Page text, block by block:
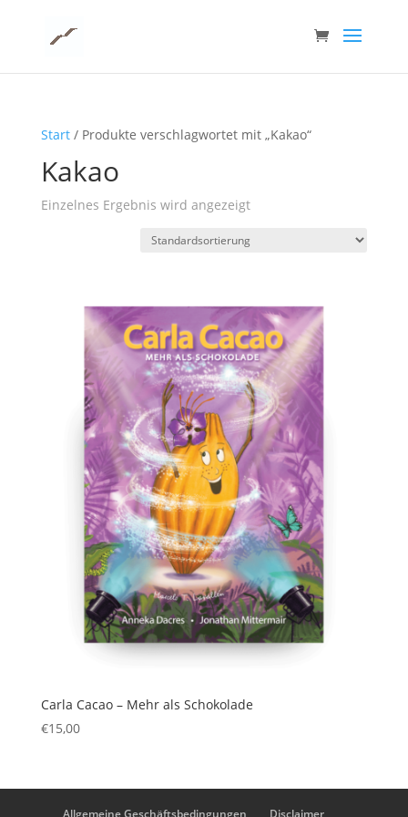
Start/ Produkte verschlagwortet mit „Kakao“
Kakao
Einzelnes Ergebnis wird angezeigt
Carla Cacao – Mehr als Schokolade
€15,00
Allgemeine Geschäftsbedingungen Disclaimer